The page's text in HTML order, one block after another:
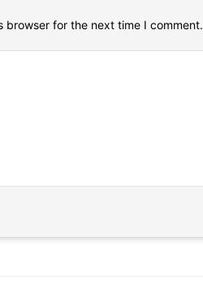
browser for the next time I comment.